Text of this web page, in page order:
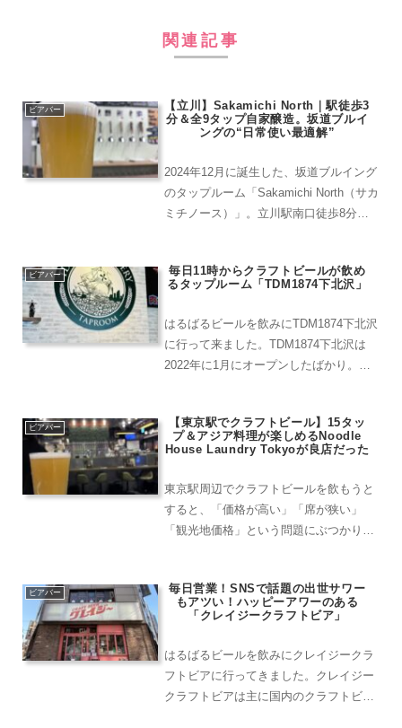
関連記事
ビアバー
【立川】Sakamichi North｜駅徒歩3
分＆全9タップ自家醸造。坂道ブルイ
ングの“日常使い最適解”
2024年12月に誕生した、坂道ブルイング
のタップルーム「Sakamichi North（サカ
ミチノース）」。立川駅南口徒歩8分の
寄れるお店ですが、“立地とビール構
ビアバー
毎日11時からクラフトビールが飲め
るタップルーム「TDM1874下北沢」
はるばるビールを飲みにTDM1874下北沢
に行って来ました。TDM1874下北沢は
2022年に1月にオープンしたばかり。横
略だそうです。下北沢駅南...
ビアバー
【東京駅でクラフトビール】15タッ
プ＆アジア料理が楽しめるNoodle
House Laundry Tokyoが良店だった
東京駅周辺でクラフトビールを飲もうと
すると、「価格が高い」「席が狭い」
「観光地価格」という問題にぶつかりが
た。それが「Noodle House Laundry
ビアバー
毎日営業！SNSで話題の出世サワー
もアツい！ハッピーアワーのある
「クレイジークラフトビア」
はるばるビールを飲みにクレイジークラ
フトビアに行ってきました。クレイジー
クラフトビアは主に国内のクラフトビー